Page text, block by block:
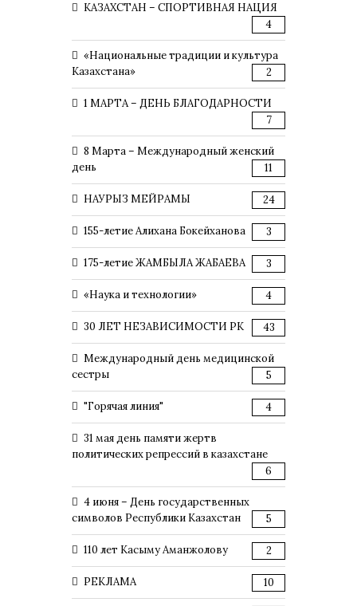
КАЗАХСТАН – СПОРТИВНАЯ НАЦИЯ
4
«Национальные традиции и культура
Казахстана»
2
1 МАРТА – ДЕНЬ БЛАГОДАРНОСТИ
7
8 Марта – Международный женский
день
11
НАУРЫЗ МЕЙРАМЫ 24
155-летие Алихана Бокейханова 3
175-летие ЖАМБЫЛА ЖАБАЕВА 3
«Наука и технологии» 4
30 ЛЕТ НЕЗАВИСИМОСТИ РК 43
Международный день медицинской
сестры
5
"Горячая линия" 4
31 мая день памяти жертв
политических репрессий в казахстане
6
4 июня – День государственных
символов Республики Казахстан
5
110 лет Касыму Аманжолову 2
РЕКЛАМА 10